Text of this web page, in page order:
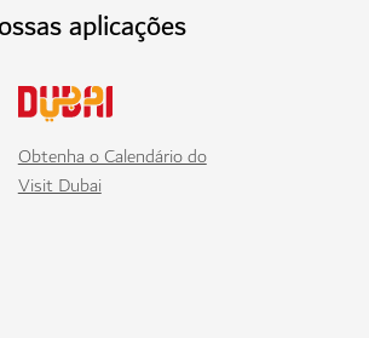
aplicações
Obtenha o Calendário do
Visit Dubai